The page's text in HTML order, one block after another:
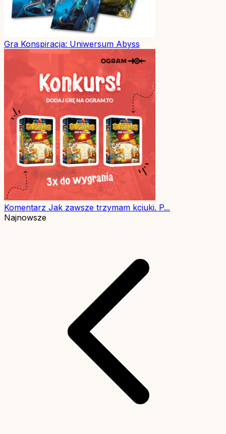
Gra Konspiracja: Uniwersum Abyss
Komentarz Jak zawsze trzymam kciuki. P...
Najnowsze